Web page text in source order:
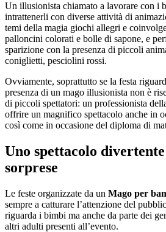
Un illusionista chiamato a lavorare con i
intrattenerli con diverse attività di
temi della magia giochi allegri e
palloncini colorati e bolle di sapone, e
sparizione con la presenza di piccoli
coniglietti, pesciolini rossi.
Ovviamente, soprattutto se la festa
presenza di un mago illusionista non è
di piccoli spettatori: un professionista
offrire un magnifico spettacolo anche in
così come in occasione del diploma di
Uno spettacolo
sorprese
Le feste organizzate da un Mago per
sempre a catturare l’attenzione del
riguarda i bimbi ma anche da parte dei
altri adulti presenti all’evento.